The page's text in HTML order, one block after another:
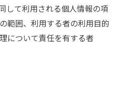
して利用される個人情報の項
範囲、利用する者の利用目的
について責任を有する者